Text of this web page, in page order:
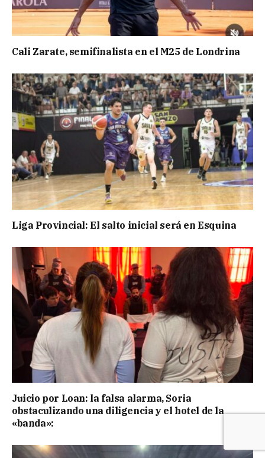
Cali Zarate, semifinalista en el M25 de Londrina
Liga Provincial: El salto inicial será en Esquina
Juicio por Loan: la falsa alarma, Soria
obstaculizando una diligencia y el hotel de la
«banda»: